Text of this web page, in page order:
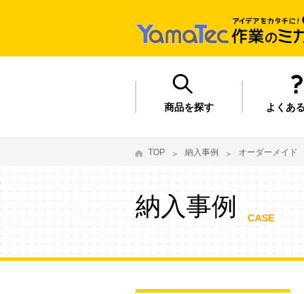
商品を探す よくあ
TOP 納入事例 オーダーメイド
納入事例 CASE